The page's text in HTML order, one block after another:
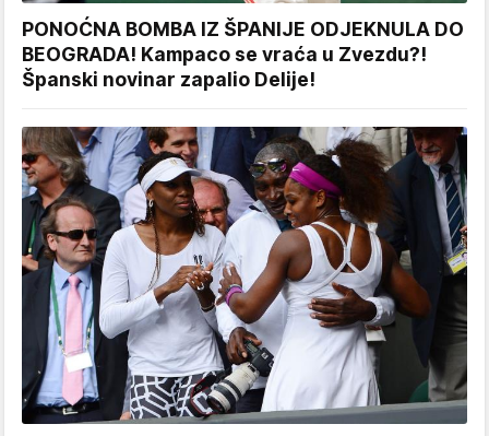
PONOĆNA BOMBA IZ ŠPANIJE ODJEKNULA DO
BEOGRADA! Kampaco se vraća u Zvezdu?!
Španski novinar zapalio Delije!